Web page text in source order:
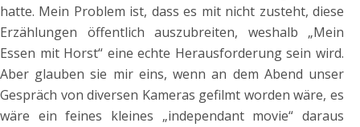
hatte. Mein Problem ist, dass es mit nicht zusteht, diese
Erzählungen öffentlich auszubreiten, weshalb „Mein
Essen mit Horst“ eine echte Herausforderung sein wird.
Aber glauben sie mir eins, wenn an dem Abend unser
Gespräch von diversen Kameras gefilmt worden wäre, es
wäre ein feines kleines „independant movie“ daraus